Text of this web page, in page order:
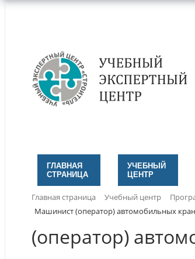
ГЛАВНАЯ
СТРАНИЦА
УЧЕБНЫЙ
ЦЕНТР
Главная страница Учебный центр
Машинист (оператор) автомобильных
(оператор)